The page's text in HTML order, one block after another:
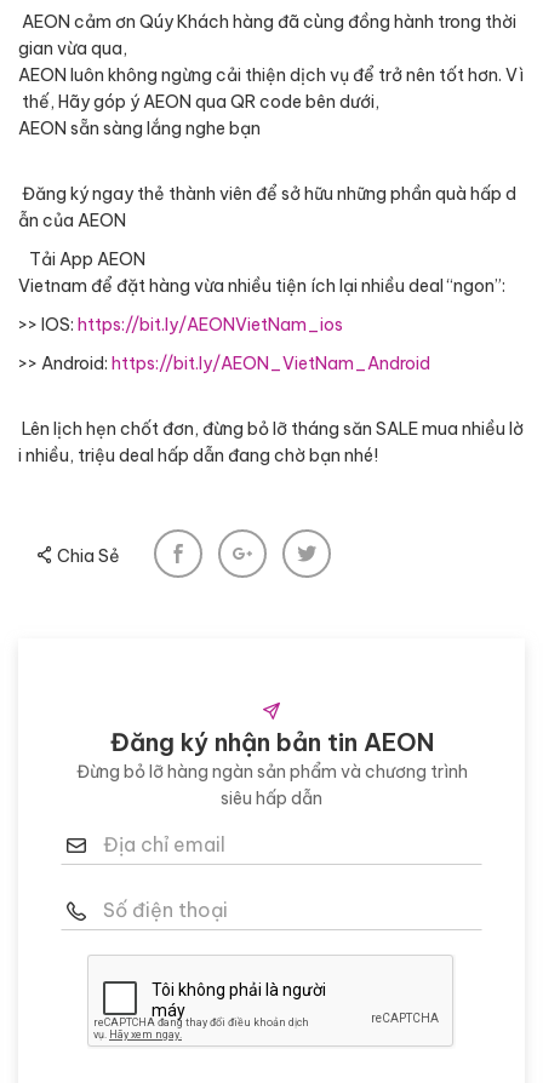
AEON cảm ơn QúyKhách hàng đã cùng đồng hành trong thời
gian vừa qua,
AEON luôn không ngừng cải thiện dịch vụ để trởnên tốthơn. Vì
thế, Hãygóp ý AEON qua QR code bên dưới,
AEON sẵn sàng lắng nghe bạn
Đăng kýngay thẻ thành viên để sởhữu những phần quà hấp d
ẫn của AEON
Tải App AEON
Vietnam để đặthàng vừa nhiều tiện ích lại nhiều deal “ngon”:
>> IOS: https://bit.ly/AEONVietNam_ios
>> Android: https://bit.ly/AEON_VietNam_Android
Lên lịch hẹn chốt đơn, đừng bỏlỡ tháng săn SALEmua nhiều lờ
i nhiều, triệu deal hấp dẫn đang chờbạn nhé!
Chia Sẻ
Đăng ký nhận bản tin AEON
Đừng bỏ lỡ hàng ngàn sản phẩm và chương trình
siêu hấp dẫn